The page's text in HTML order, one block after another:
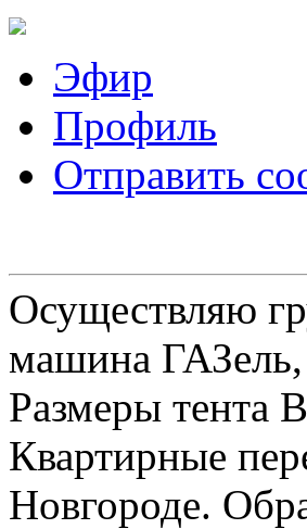
Эфир
Профиль
Отправить
Осуществляю
машина ГАЗель,
Размеры тента
Квартирные
Новгороде.